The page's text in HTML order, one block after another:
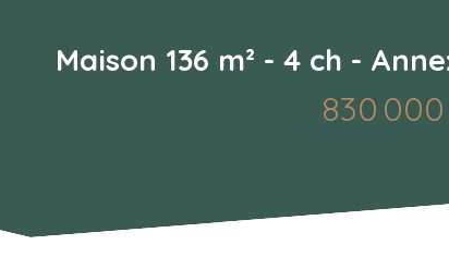
Maison 136 m² - 4 ch -
830 000